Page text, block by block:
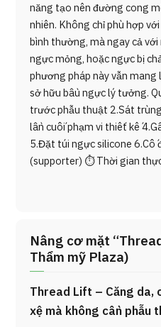
năng tạo nên đường cong
nhiên. Không chỉ phù hợp
bình thường, mà ngay cả
ngực mỏng, hoặc ngực bị
phương pháp này vẫn
sở hữu bầu ngực lý tưởng.
trước phẫu thuật 2.Sát
lần cuối phạm vi thiết kế
5.Đặt túi ngực silicone 6.Cố
(supporter) ⏱ Thời gian
Nâng cơ mặt
Thẩm mỹ Plaza)
Thread Lift – Căng da,
xệ mà không cần phẫu